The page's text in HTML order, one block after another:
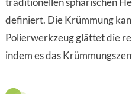
definiert. Die Krümmung
Polierwerkzeug glättet die
indem es das